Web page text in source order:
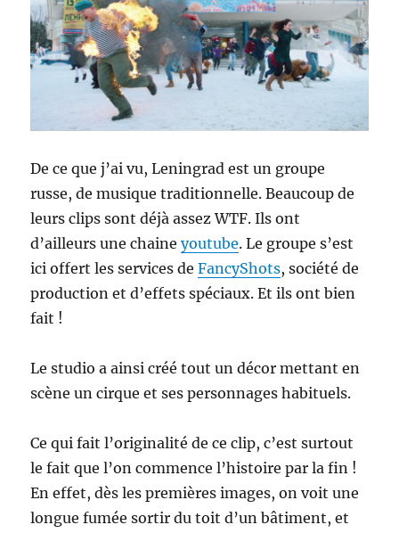
De ce que j’ai vu, Leningrad est un groupe
russe, de musique traditionnelle. Beaucoup de
leurs clips sont déjà assez WTF. Ils ont
d’ailleurs une chaineyoutube. Le groupe s’est
ici offert les services deFancyShots, société de
production et d’effets spéciaux. Et ils ont bien
fait !
Le studio a ainsi créé tout un décor mettant en
scène un cirque et ses personnages habituels.
Ce qui fait l’originalité de ce clip, c’est surtout
le fait que l’on commence l’histoire par la fin !
En effet, dès les premières images, on voit une
longue fumée sortir du toit d’un bâtiment, et